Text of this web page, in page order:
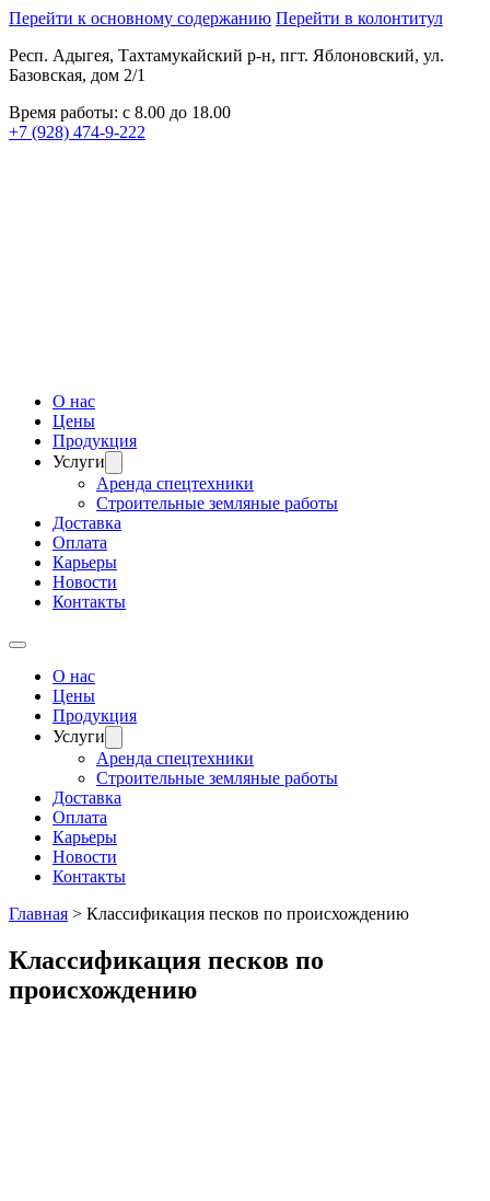
Перейти к основному содержанию Перейти в колонтитул
Респ. Адыгея, Тахтамукайский р-н, пгт. Яблоновский, ул.
Базовская, дом 2/1
Время работы: с 8.00 до 18.00
+7 (928) 474-9-222
О нас
Цены
Продукция
Услуги
Аренда спецтехники
Строительные земляные работы
Доставка
Оплата
Карьеры
Новости
Контакты
О нас
Цены
Продукция
Услуги
Аренда спецтехники
Строительные земляные работы
Доставка
Оплата
Карьеры
Новости
Контакты
Главная > Классификация песков по происхождению
Классификация песков по
происхождению